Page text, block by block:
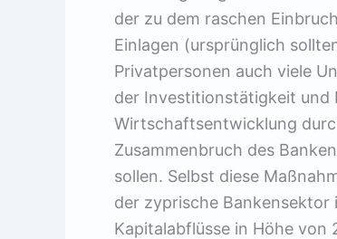
der zu dem raschen
Einlagen (ursprünglich
Privatpersonen auch viele
der Investitionstätigkeit und
Wirtschaftsentwicklung
Zusammenbruch des
sollen. Selbst diese
der zyprische
Kapitalabflüsse in Höhe von